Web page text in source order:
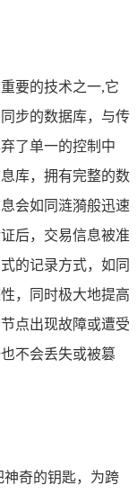
要的技术之一,它
步的数据库，与传
了单一的控制中
库，拥有完整的数
会如同涟漪般迅速
后，交易信息被准
的记录方式，如同
，同时极大地提高
点出现故障或遭受
不会丢失或被篡
奇的钥匙，为跨